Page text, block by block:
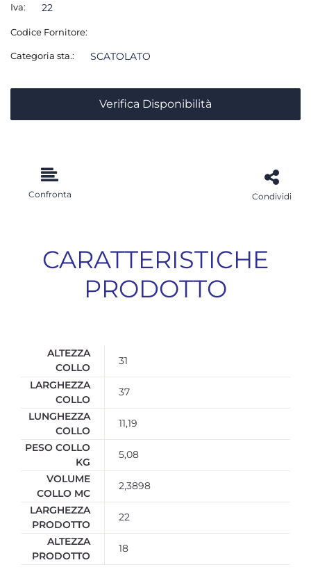
Iva: 22
Codice Fornitore:
Categoria sta.: SCATOLATO
Verifica Disponibilità
Confronta Condividi
CARATTERISTICHE
PRODOTTO
ALTEZZA
COLLO
31
LARGHEZZA
COLLO
37
LUNGHEZZA
COLLO
11,19
PESO COLLO
KG
5,08
VOLUME
COLLO MC
2,3898
LARGHEZZA
PRODOTTO
22
ALTEZZA
PRODOTTO
18